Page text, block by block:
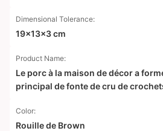
Dimensional Tolerance:
19x13x3 cm
Product Name:
Le porc à la maison de décor a
principal de fonte de cru de
Color:
Rouille de Brown